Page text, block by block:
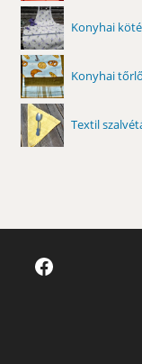
Konyhai
Konyhai
Textil
Facebook